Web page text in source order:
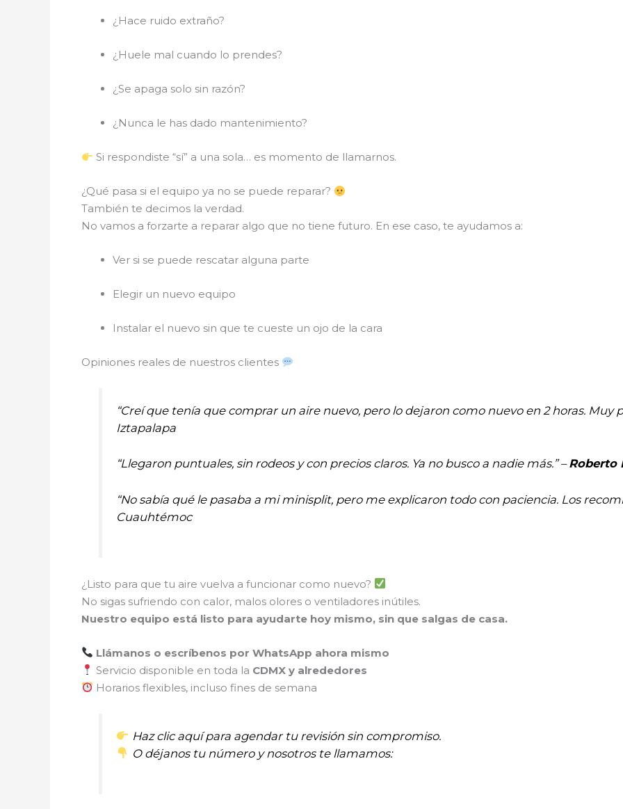
¿Hace ruido extraño?
¿Huele mal cuando lo prendes?
¿Se apaga solo sin razón?
¿Nunca le has dado mantenimiento?
Si respondiste “sí” a una sola… es momento de llamarnos.
¿Qué pasa si el equipo ya no se puede reparar?
También te decimos la verdad.
No vamos a forzarte a reparar algo que no tiene futuro. En ese caso, te ayudamos a:
Ver si se puede rescatar alguna parte
Elegir un nuevo equipo
Instalar el nuevo sin que te cueste un ojo de la cara
Opiniones reales de nuestros clientes
“Creí que tenía que comprar un aire nuevo, pero lo dejaron como nuevo en 2 horas. Muy
Iztapalapa
“Llegaron puntuales, sin rodeos y con precios claros. Ya no busco a nadie más.” –Roberto
“No sabía qué le pasaba a mi minisplit, pero me explicaron todo con paciencia. Los
Cuauhtémoc
¿Listo para que tu aire vuelva a funcionar como nuevo?
No sigas sufriendo con calor, malos olores o ventiladores inútiles.
Nuestro equipo está listo para ayudarte hoy mismo, sin que salgas de casa.
Llámanos o escríbenos por WhatsApp ahora mismo
Servicio disponible en toda la CDMX y alrededores
Horarios flexibles, incluso fines de semana
Haz clic aquí para agendar tu revisión sin compromiso.
O déjanos tu número y nosotros te llamamos: